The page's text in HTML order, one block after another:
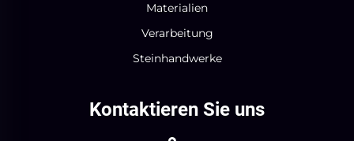
Materialien
Verarbeitung
Steinhandwerke
Kontaktieren Sie uns